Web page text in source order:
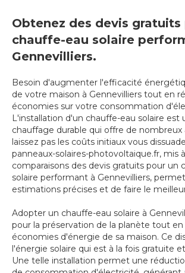
Obtenez des devis gratuits
chauffe-eau solaire
Gennevilliers.
Besoin d'augmenter l'efficacité
de votre maison à Gennevilliers tout en
économies sur votre consommation
L'installation d'un chauffe-eau solaire est
chauffage durable qui offre de nombreux
laissez pas les coûts initiaux vous
panneaux-solaires-photovoltaique.fr, mis
comparaisons des devis gratuits pour un
solaire performant à Gennevilliers,
estimations précises et de faire le
Adopter un chauffe-eau solaire à
pour la préservation de la planète tout
économies d'énergie de sa maison. Ce
l'énergie solaire qui est à la fois gratuite
Une telle installation permet une